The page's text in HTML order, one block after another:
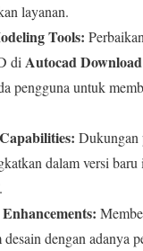
layanan.
Tools:
di Autocad Download
pengguna untuk
Dukungan
dalam versi baru
dengan adanya